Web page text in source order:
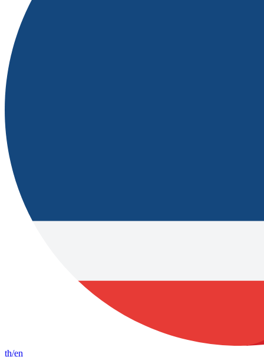
th/en